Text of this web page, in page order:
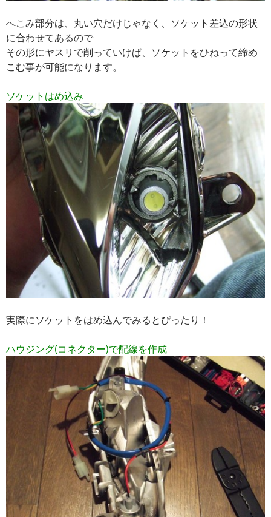
へこみ部分は、丸い穴だけじゃなく、ソケット差込の形状
に合わせてあるので
その形にヤスリで削っていけば、ソケットをひねって締め
こむ事が可能になります。
ソケットはめ込み
実際にソケットをはめ込んでみるとぴったり！
ハウジング(コネクター)で配線を作成